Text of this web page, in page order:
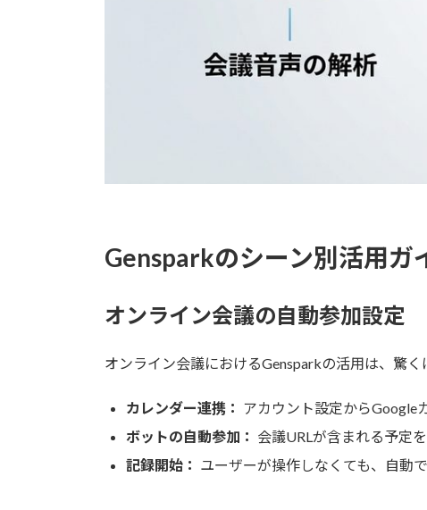
Gensparkのシーン別活用ガ
オンライン会議の自動参加設定
オンライン会議におけるGensparkの活用は、驚
カレンダー連携： アカウント設定からGoogle
ボットの自動参加： 会議URLが含まれる予定
記録開始： ユーザーが操作しなくても、自動